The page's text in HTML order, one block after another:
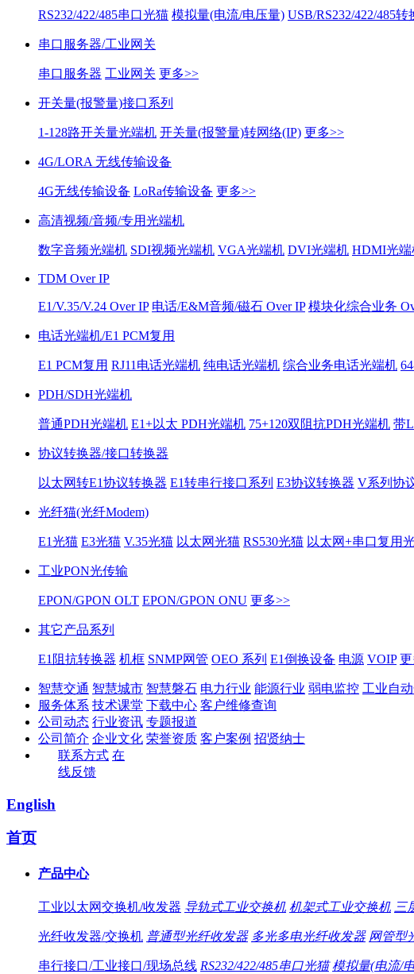
RS232/422/485串口光猫 模拟量(电流/电压量) USB/RS232/422/485转
串口服务器/工业网关
串口服务器 工业网关 更多>>
开关量(报警量)接口系列
1-128路开关量光端机 开关量(报警量)转网络(IP) 更多>>
4G/LORA 无线传输设备
4G无线传输设备 LoRa传输设备 更多>>
高清视频/音频/专用光端机
数字音频光端机 SDI视频光端机 VGA光端机 DVI光端机 HDMI光端
TDM Over IP
E1/V.35/V.24 Over IP 电话/E&M音频/磁石 Over IP 模块化综合业务
电话光端机/E1 PCM复用
E1 PCM复用 RJ11电话光端机 纯电话光端机 综合业务电话光端机
PDH/SDH光端机
普通PDH光端机 E1+以太 PDH光端机 75+120双阻抗PDH光端机 带
协议转换器/接口转换器
以太网转E1协议转换器 E1转串行接口系列 E3协议转换器 V系列协
光纤猫(光纤Modem)
E1光猫 E3光猫 V.35光猫 以太网光猫 RS530光猫 以太网+串口复用
工业PON光传输
EPON/GPON OLT EPON/GPON ONU 更多>>
其它产品系列
E1阻抗转换器 机框 SNMP网管 OEO 系列 E1倒换设备 电源 VOIP
智慧交通 智慧城市 智慧磐石 电力行业 能源行业 弱电监控 工业自
服务体系 技术课堂 下载中心 客户维修查询
公司动态 行业资讯 专题报道
公司简介 企业文化 荣誉资质 客户案例 招贤纳士
联系方式 在
线反馈
English
首页
产品中心
工业以太网交换机/收发器 导轨式工业交换机 机架式工业交换机 三
光纤收发器/交换机 普通型光纤收发器 多光多电光纤收发器 网管型
串行接口/工业接口/现场总线 RS232/422/485串口光猫 模拟量(电流/